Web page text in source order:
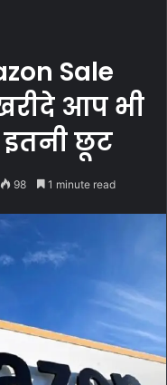
Sale
आप भी
इतनी छूट
98 1 minute read